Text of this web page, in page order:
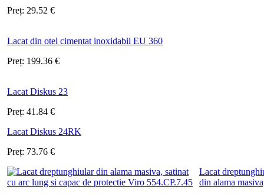
Preț: 29.52 €
Lacat din otel cimentat inoxidabil EU 360
Preț: 199.36 €
Lacat Diskus 23
Preț: 41.84 €
Lacat Diskus 24RK
Preț: 73.76 €
Lacat
din alama